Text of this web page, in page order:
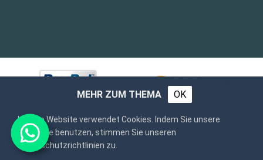
MEHR ZUM THEMA OK
Unsere Website verwendet Cookies. Indem Sie unsere
Webseite benutzen, stimmen Sie unseren
Datenschutzrichtlinien zu.